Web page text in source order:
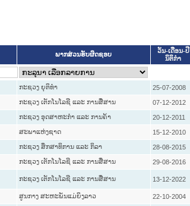
ພາກສ່ວນຮັບຜິດຊອບ
ວັນ-ເດືອນ-ປີ
ນິຕິກໍາ
ກະຊວງ ຍຸຕິທໍາ 25-07-2008
ກະຊວງ ເຕັກໂນໂລຊີ ແລະ ການສື່ສານ 07-12-2012
ກະຊວງ ອຸດສາຫະກຳ ແລະ ການຄ້າ 20-12-2011
ສະພາແຫ່ງຊາດ 15-12-2010
ກະຊວງ ສຶກສາທິການ ແລະ ກິລາ 28-08-2015
ກະຊວງ ເຕັກໂນໂລຊີ ແລະ ການສື່ສານ 29-08-2016
ກະຊວງ ເຕັກໂນໂລຊີ ແລະ ການສື່ສານ 13-12-2022
ສູນກາງ ສະຫະພັນແມ່ຍິງລາວ 22-10-2004